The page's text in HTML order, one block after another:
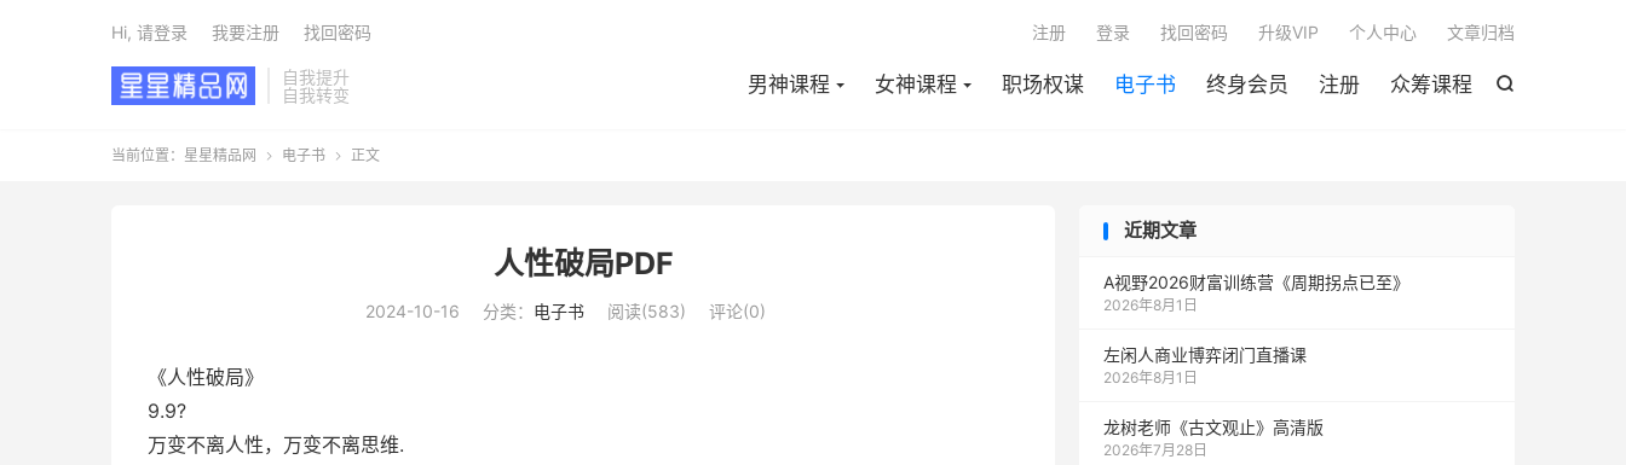
自我提升
自我转变

男神课程 女神课程 职场权谋 电子书 终身会员 注册 众筹课程
注册 登录 找回密码 升级VIP 个人中心 文章归档
Hi, 请登录 我要注册 找回密码
当前位置： 星星精品网  电子书  正文
人性破局PDF
2024-10-16 分类： 电子书 阅读(583) 评论(0)
《人性破局》
9.9?
万变不离人性，万变不离思维.
近期文章
A视野2026财富训练营《周期拐点已至》
2026年8月1日
左闲人商业博弈闭门直播课
2026年8月1日
龙树老师《古文观止》高清版
2026年7月28日